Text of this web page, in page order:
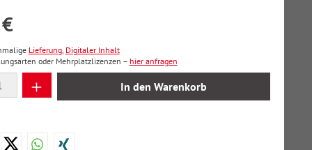
Lieferung, Digitaler Inhalt
oder Mehrplatzlizenzen – hier anfragen
Anzahl: Gib den gewünschten Wert ein
In den Warenkorb